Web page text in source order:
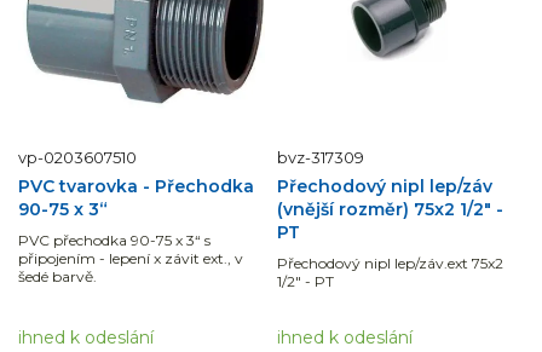
vp-0203607510
PVC tvarovka - Přechodka
90-75 x 3“
PVC přechodka 90-75 x 3“ s
připojením - lepení x závit ext., v
šedé barvě.
ihned k odeslání
bvz-317309
Přechodový nipl lep/záv
(vnější rozměr) 75x2 1/2" -
PT
Přechodový nipl lep/záv.ext 75x2
1/2" - PT
ihned k odeslání